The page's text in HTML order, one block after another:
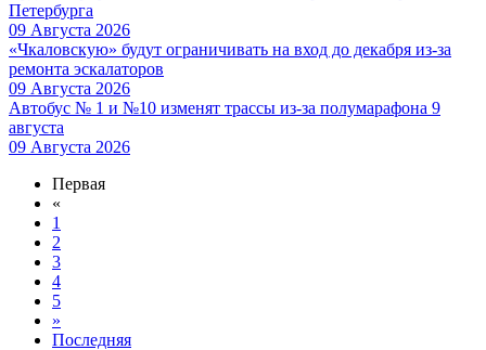
Петербурга
09 Августа 2026
«Чкаловскую» будут ограничивать на вход до декабря из-за
ремонта эскалаторов
09 Августа 2026
Автобус № 1 и №10 изменят трассы из-за полумарафона 9
августа
09 Августа 2026
Первая
«
1
2
3
4
5
»
Последняя